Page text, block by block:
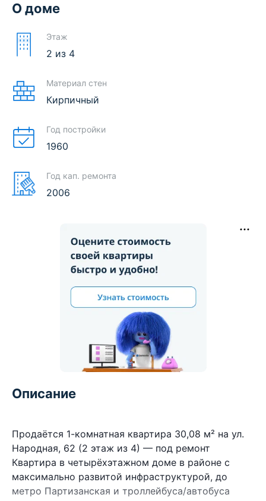
О доме
Этаж
2 из 4
Материал стен
Кирпичный
Год постройки
1960
Год кап. ремонта
2006
Описание
Продаётся 1-комнатная квартира 30,08 м² на ул.
Народная, 62 (2 этаж из 4) — под ремонт
Квартира в четырёхэтажном доме в районе с
максимально развитой инфраструктурой, до
метро Партизанская и троллейбуса/автобуса